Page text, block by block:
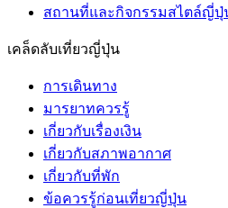
สถานที่และกิจกรรมสไตล์ญี่ปุ่
เคล็ดลับเที่ยวญี่ปุ่น
การเดินทาง
มารยาทควรรู้
เกี่ยวกับเรื่องเงิน
เกี่ยวกับสภาพอากาศ
เกี่ยวกับที่พัก
ข้อควรรู้ก่อนเที่ยวญี่ปุ่น